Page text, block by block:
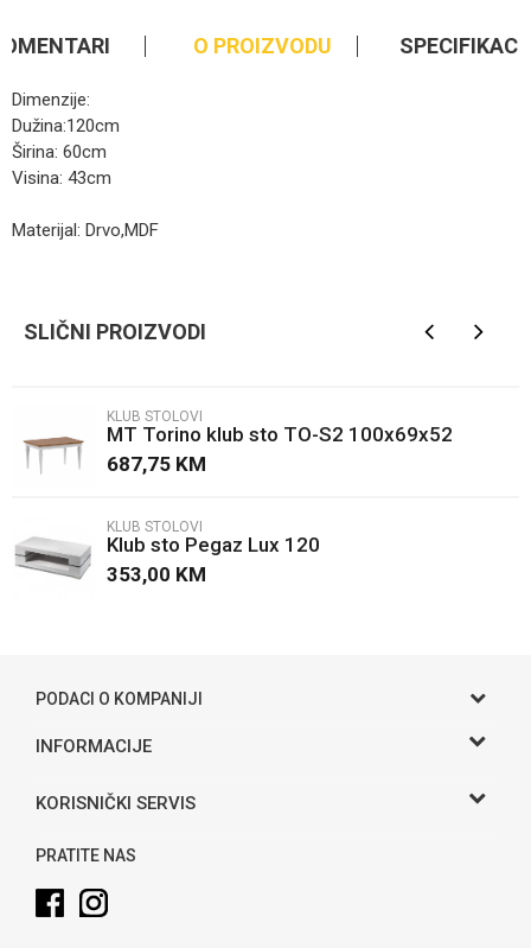
O PROIZVODU
Dimenzije:
Dužina:120cm
Širina: 60cm
Visina: 43cm
Materijal: Drvo,MDF
Poruka
SLIČNI PROIZVODI
KLUB STOLOVI
MT Torino klub sto TO-S2 100x69x52
687,75 KM
KLUB STOLOVI
Klub sto Pegaz Lux 120
353,00 KM
PODACI O KOMPANIJI
Gama S doo
Adresa
Telefon:
Email:
INFORMACIJE
O nama
KORISNIČKI SERVIS
Uslovi korišćenja i prodaje
Kako kupiti
PRATITE NAS